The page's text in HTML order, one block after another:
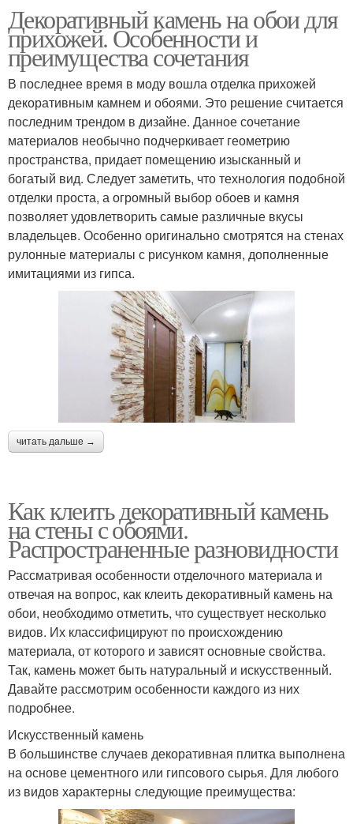
Декоративный камень на обои для
прихожей. Особенности и
преимущества сочетания
В последнее время в моду вошла отделка прихожей
декоративным камнем и обоями. Это решение считается
последним трендом в дизайне. Данное сочетание
материалов необычно подчеркивает геометрию
пространства, придает помещению изысканный и
богатый вид. Следует заметить, что технология подобной
отделки проста, а огромный выбор обоев и камня
позволяет удовлетворить самые различные вкусы
владельцев. Особенно оригинально смотрятся на стенах
рулонные материалы с рисунком камня, дополненные
имитациями из гипса.
читать дальше →
Как клеить декоративный камень
на стены с обоями.
Распространенные разновидности
Рассматривая особенности отделочного материала и
отвечая на вопрос, как клеить декоративный камень на
обои, необходимо отметить, что существует несколько
видов. Их классифицируют по происхождению
материала, от которого и зависят основные свойства.
Так, камень может быть натуральный и искусственный.
Давайте рассмотрим особенности каждого из них
подробнее.
Искусственный камень
В большинстве случаев декоративная плитка выполнена
на основе цементного или гипсового сырья. Для любого
из видов характерны следующие преимущества: